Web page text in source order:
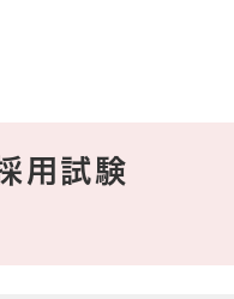
用試験